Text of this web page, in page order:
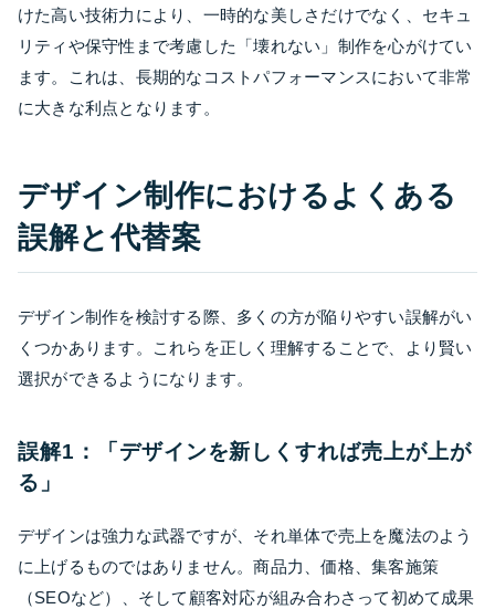
けた高い技術力により、一時的な美しさだけでなく、セキュ
リティや保守性まで考慮した「壊れない」制作を心がけてい
ます。これは、長期的なコストパフォーマンスにおいて非常
に大きな利点となります。
デザイン制作におけるよくある
誤解と代替案
デザイン制作を検討する際、多くの方が陥りやすい誤解がい
くつかあります。これらを正しく理解することで、より賢い
選択ができるようになります。
誤解1：「デザインを新しくすれば売上が上が
る」
デザインは強力な武器ですが、それ単体で売上を魔法のよう
に上げるものではありません。商品力、価格、集客施策
（SEOなど）、そして顧客対応が組み合わさって初めて成果